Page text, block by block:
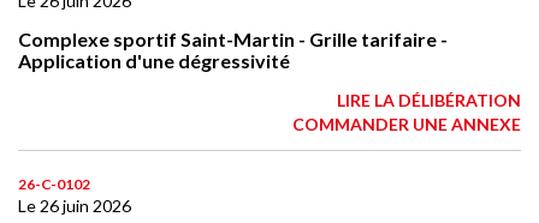
Complexe sportif Saint-Martin - Grille tarifaire -
Application d'une dégressivité
LIRE LA DÉLIBÉRATION
COMMANDER UNE ANNEXE
26-C-0102
Le 26 juin 2026